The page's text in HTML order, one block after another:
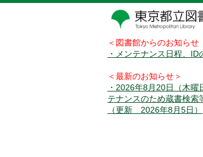
＜図書館からのお知ら
・メンテナンス日程、
＜最新のお知らせ＞
・2026年8月20日（木
テナンスのため蔵書検索
（更新 2026年8月5日）